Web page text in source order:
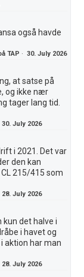
også havde
TAP ·30. July 2026
at satse på
og ikke nær
tager lang tid.
30. July 2026
i 2021. Det var
den kan
215/415 som
28. July 2026
kun det halve i
i havet og
aktion har man
28. July 2026